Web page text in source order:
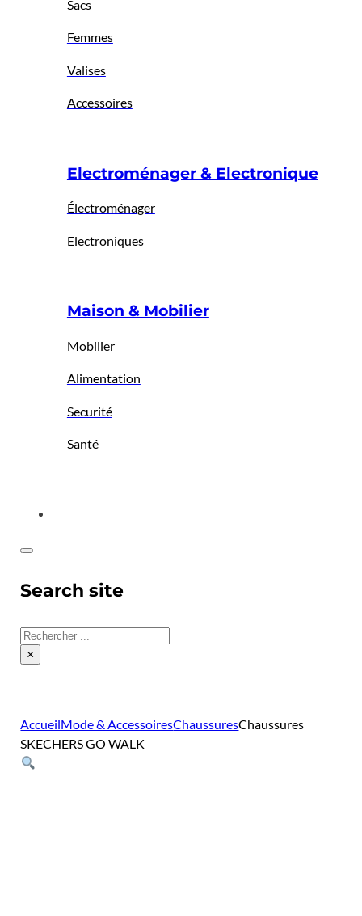
Sacs
Femmes
Valises
Accessoires
Electroménager & Electronique
Électroménager
Electroniques
Maison & Mobilier
Mobilier
Alimentation
Securité
Santé
Search site
Rechercher
×
AccueilMode & AccessoiresChaussuresChaussures
SKECHERS GO WALK